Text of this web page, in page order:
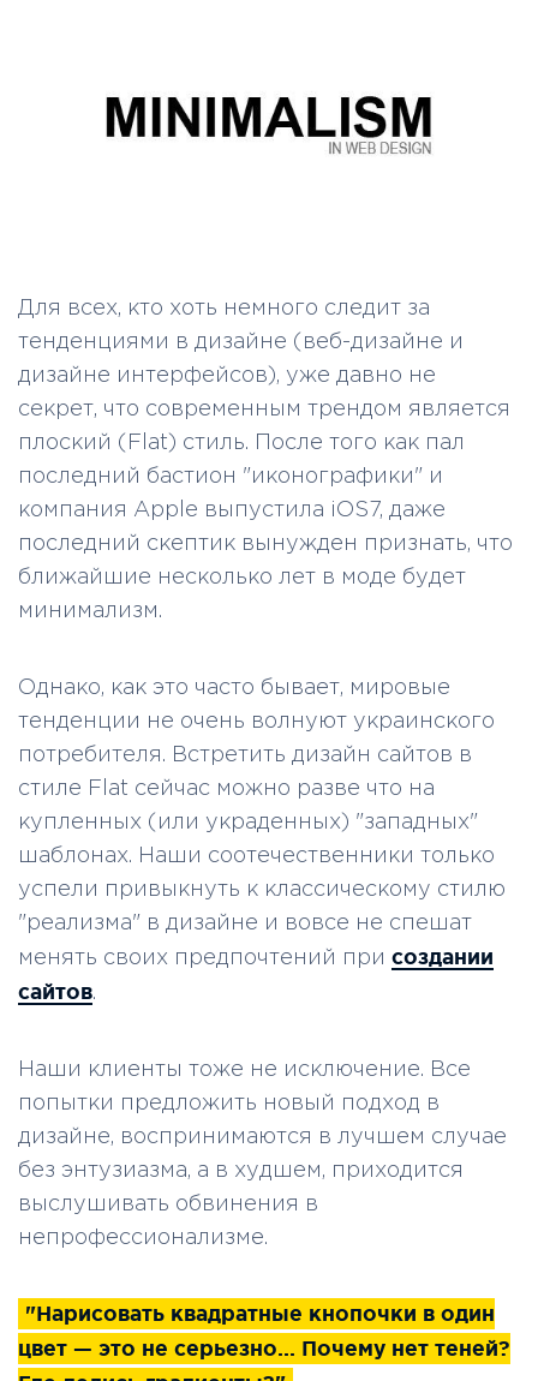
Для всех, кто хоть немного следит за
тенденциями в дизайне (веб-дизайне и
дизайне интерфейсов), уже давно не
секрет, что современным трендом является
плоский (Flat) стиль. После того как пал
последний бастион "иконографики" и
компания Apple выпустила iOS7, даже
последний скептик вынужден признать, что
ближайшие несколько лет в моде будет
минимализм.
Однако, как это часто бывает, мировые
тенденции не очень волнуют украинского
потребителя. Встретить дизайн сайтов в
стиле Flat сейчас можно разве что на
купленных (или украденных) "западных"
шаблонах. Наши соотечественники только
успели привыкнуть к классическому стилю
"реализма" в дизайне и вовсе не спешат
менять своих предпочтений при создании
сайтов.
Наши клиенты тоже не исключение. Все
попытки предложить новый подход в
дизайне, воспринимаются в лучшем случае
без энтузиазма, а в худшем, приходится
выслушивать обвинения в
непрофессионализме.
"Нарисовать квадратные кнопочки в один
цвет — это не серьезно... Почему нет теней?